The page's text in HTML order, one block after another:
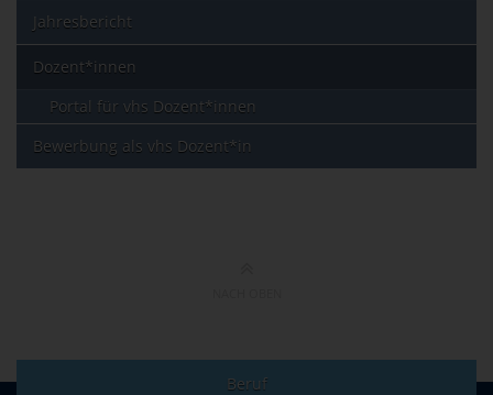
Jahresbericht
Dozent*innen
Portal für vhs Dozent*innen
Bewerbung als vhs Dozent*in
Beruf